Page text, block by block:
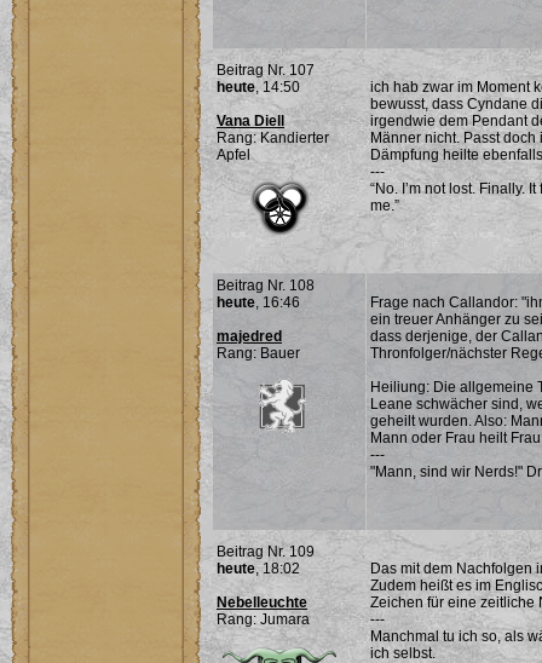
Beitrag Nr. 107
heute, 14:50
Vana Diell
Rang: Kandierter
Apfel
ich hab zwar im Moment
bewusst, dass Cyndane
irgendwie dem Pendant
Männer nicht. Passt
Dämpfung heilte
---
“No. I’m not lost. Finally.
me.”
Beitrag Nr. 108
heute, 16:46
majedred
Rang: Bauer
Frage nach Callandor:
ein treuer Anhänger zu
dass derjenige, der
Thronfolger/nächster
Heiliung: Die allgemeine
Leane schwächer sind,
geheilt wurden. Also:
Mann oder Frau heilt
---
"Mann, sind wir Nerds!"
Beitrag Nr. 109
heute, 18:02
Nebelleuchte
Rang: Jumara
Das mit dem Nachfolgen
Zudem heißt es im
Zeichen für eine zeitliche
---
Manchmal tu ich so, als
ich selbst.